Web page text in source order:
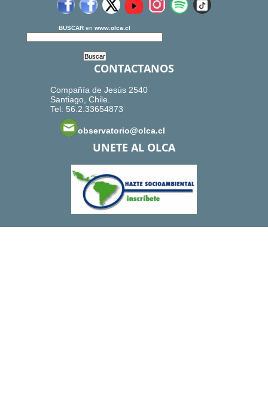
BUSCAR en www.olca.cl
CONTACTANOS
Compañía de Jesús 2540
Santiago, Chile.
Tel: 56.2.33654873
observatorio@olca.cl
UNETE AL OLCA